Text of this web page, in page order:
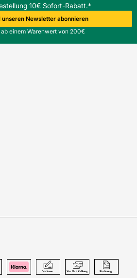
10€ Sofort-Rabatt.*
unseren Newsletter abonnieren
einem Warenwert von 200€